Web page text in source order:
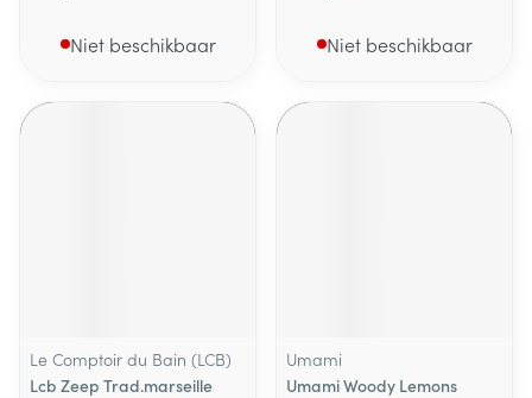
Niet beschikbaar Niet beschikbaar
Le Comptoir du Bain (LCB)
Lcb Zeep Trad.marseille
Umami
Umami Woody Lemons